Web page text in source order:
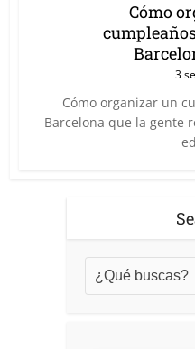
Cómo
3
Cómo organizar un
Barcelona que la gente